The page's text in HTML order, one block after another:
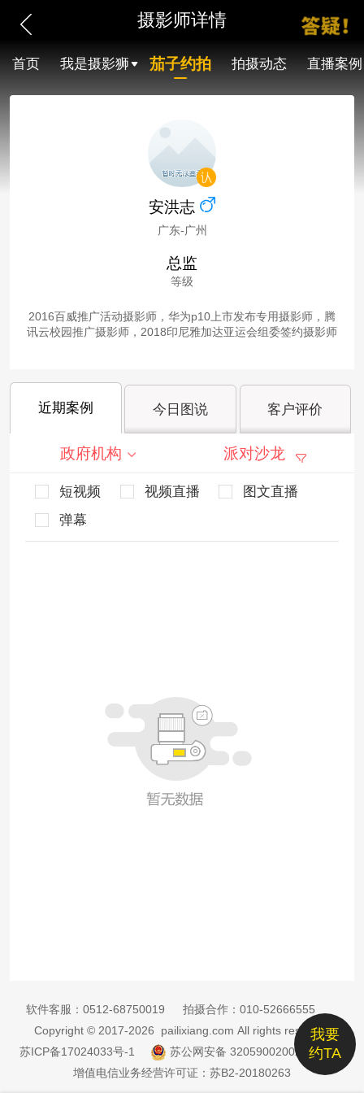
摄影师详情
首页 我是摄影狮 茄子约拍 拍摄动态 直播案例
安洪志
广东-广州
总监
等级
2016百威推广活动摄影师，华为p10上市发布专用摄影师，腾
讯云校园推广摄影师，2018印尼雅加达亚运会组委签约摄影师
近期案例 今日图说 客户评价
政府机构 派对沙龙
短视频 视频直播
图文直播
弹幕
我要
约TA
软件客服： 0512-68750019 拍摄合作： 010-52666555
Copyright © 2017-2026 pailixiang.com All rights reserved
苏ICP备17024033号-1
苏公网安备 32059002002885号
增值电信业务经营许可证：苏B2-20180263